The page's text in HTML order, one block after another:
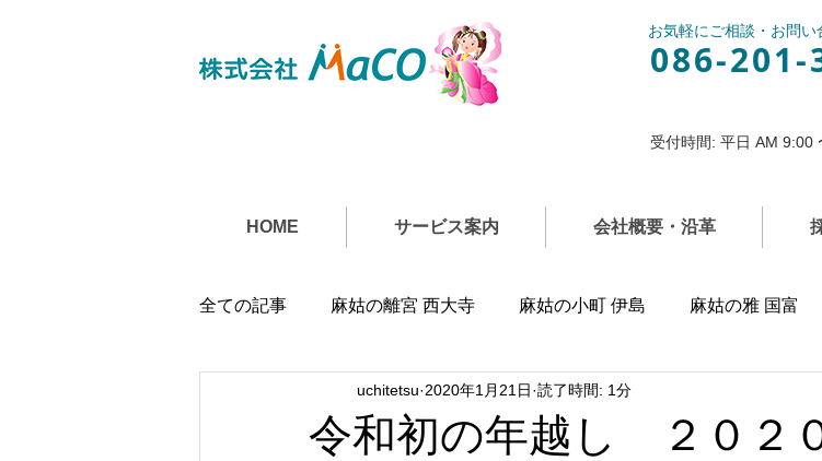
086-201-
お気軽にご相談・お問
受付時間: 平日 AM 9:00
HOME サービス案内 会社概要・沿革
全ての記事 麻姑の離宮 西大寺 麻姑の小町 伊島 麻姑の雅 国富
令和初の年越し ２０２
uchitetsu 2020年1月21日 読了時間: 1分